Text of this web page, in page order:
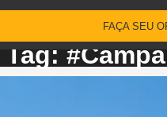
FAÇA SEU
Tag: